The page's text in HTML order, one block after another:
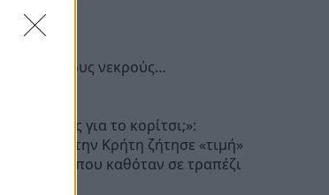
Σεβασμό στους νεκρούς…
«Πόσα θέλεις για το κορίτσι;»:
Τουρίστας στην Κρήτη ζήτησε «τιμή»
για ανήλικη που καθόταν σε τραπέζι